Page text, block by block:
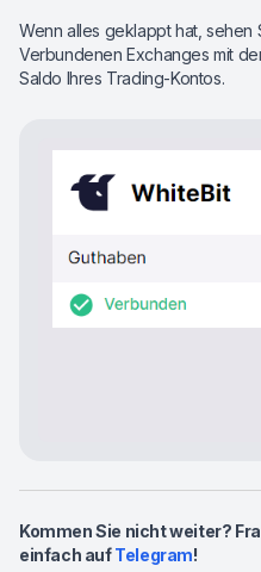
Wenn alles geklappt hat, sehen
Verbundenen Exchanges mit
Saldo Ihres Trading-Kontos.
Kommen Sie nicht weiter?
einfach aufTelegram!